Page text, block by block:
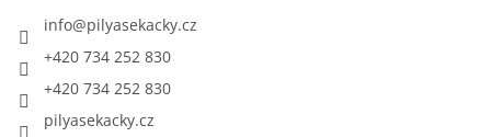
info@pilyasekacky.cz
+420 734 252 830
+420 734 252 830
pilyasekacky.cz